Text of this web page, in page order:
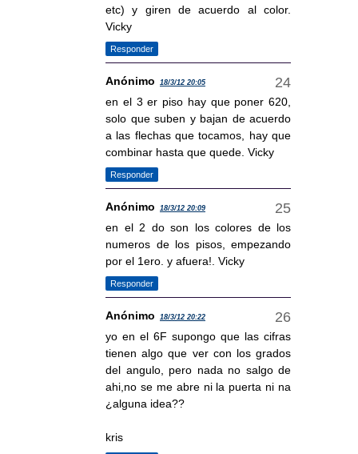
etc) y giren de acuerdo al color.
Vicky
Responder
Anónimo 18/3/12 20:05
en el 3 er piso hay que poner 620,
solo que suben y bajan de acuerdo
a las flechas que tocamos, hay que
combinar hasta que quede. Vicky
Responder
Anónimo 18/3/12 20:09
en el 2 do son los colores de los
numeros de los pisos, empezando
por el 1ero. y afuera!. Vicky
Responder
Anónimo 18/3/12 20:22
yo en el 6F supongo que las cifras
tienen algo que ver con los grados
del angulo, pero nada no salgo de
ahi,no se me abre ni la puerta ni na
¿alguna idea??
kris